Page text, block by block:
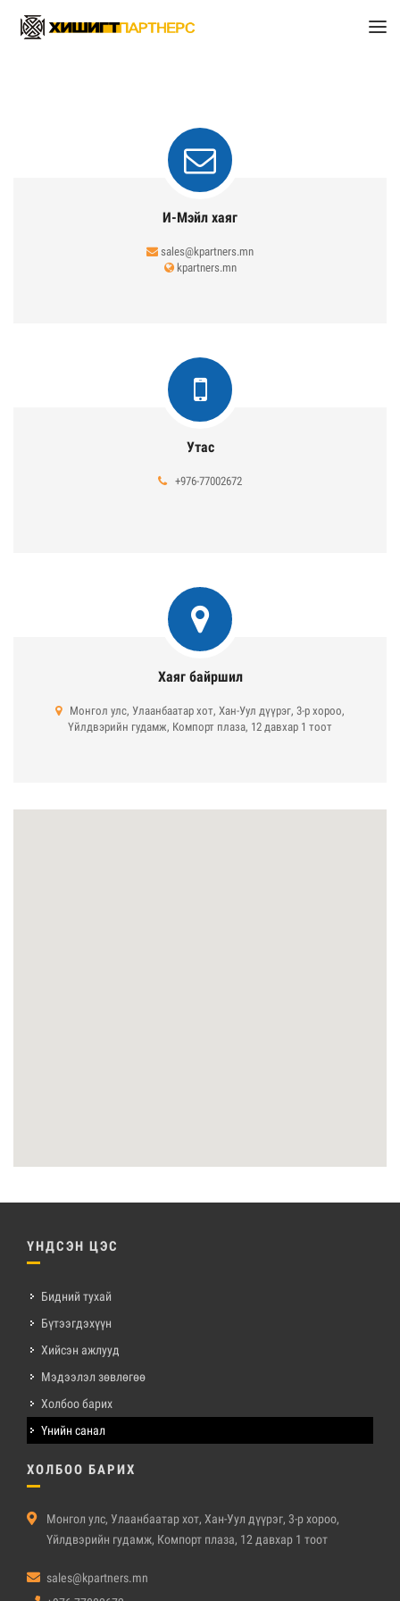
И-Мэйл хаяг
sales@kpartners.mn
kpartners.mn
Утас
+976-77002672
Хаяг байршил
Монгол улс, Улаанбаатар хот, Хан-Уул дүүрэг, 3-р хороо,
Үйлдвэрийн гудамж, Компорт плаза, 12 давхар 1 тоот
ҮНДСЭН ЦЭС
Бидний тухай
Бүтээгдэхүүн
Хийсэн ажлууд
Мэдээлэл зөвлөгөө
Холбоо барих
Үнийн санал
ХОЛБОО БАРИХ
Монгол улс, Улаанбаатар хот, Хан-Уул дүүрэг, 3-р хороо,
Үйлдвэрийн гудамж, Компорт плаза, 12 давхар 1 тоот
sales@kpartners.mn